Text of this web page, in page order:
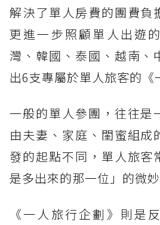
解決了單人房費的團費負
更進一步照顧單人出遊
灣、韓國、泰國、越南、
出6支專屬於單人旅客的《
一般的單人參團，往往是
由夫妻、家庭、閨蜜組成
發的起點不同，單人旅客
是多出來的那一位」的微
《一人旅行企劃》則是